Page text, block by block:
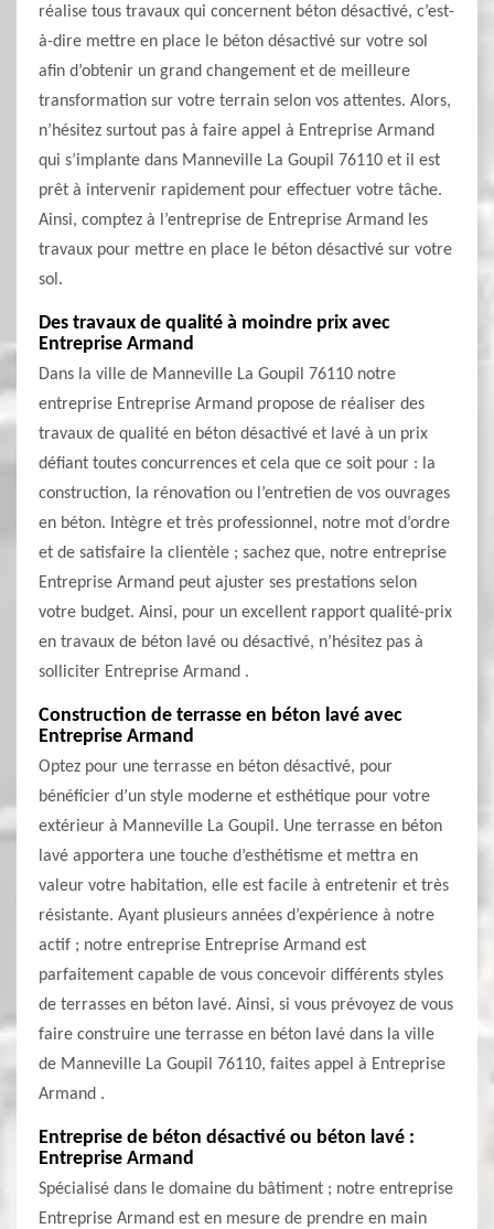
réalise tous travaux qui concernent béton désactivé, c’est-
à-dire mettre en place le béton désactivé sur votre sol
afin d’obtenir un grand changement et de meilleure
transformation sur votre terrain selon vos attentes. Alors,
n’hésitez surtout pas à faire appel à Entreprise Armand
qui s’implante dans Manneville La Goupil 76110 et il est
prêt à intervenir rapidement pour effectuer votre tâche.
Ainsi, comptez à l’entreprise de Entreprise Armand les
travaux pour mettre en place le béton désactivé sur votre
sol.
Des travaux de qualité à moindre prix avec
Entreprise Armand
Dans la ville de Manneville La Goupil 76110 notre
entreprise Entreprise Armand propose de réaliser des
travaux de qualité en béton désactivé et lavé à un prix
défiant toutes concurrences et cela que ce soit pour : la
construction, la rénovation ou l’entretien de vos ouvrages
en béton. Intègre et très professionnel, notre mot d’ordre
et de satisfaire la clientèle ; sachez que, notre entreprise
Entreprise Armand peut ajuster ses prestations selon
votre budget. Ainsi, pour un excellent rapport qualité-prix
en travaux de béton lavé ou désactivé, n’hésitez pas à
solliciter Entreprise Armand .
Construction de terrasse en béton lavé avec
Entreprise Armand
Optez pour une terrasse en béton désactivé, pour
bénéficier d’un style moderne et esthétique pour votre
extérieur à Manneville La Goupil. Une terrasse en béton
lavé apportera une touche d’esthétisme et mettra en
valeur votre habitation, elle est facile à entretenir et très
résistante. Ayant plusieurs années d’expérience à notre
actif ; notre entreprise Entreprise Armand est
parfaitement capable de vous concevoir différents styles
de terrasses en béton lavé. Ainsi, si vous prévoyez de vous
faire construire une terrasse en béton lavé dans la ville
de Manneville La Goupil 76110, faites appel à Entreprise
Armand .
Entreprise de béton désactivé ou béton lavé :
Entreprise Armand
Spécialisé dans le domaine du bâtiment ; notre entreprise
Entreprise Armand est en mesure de prendre en main